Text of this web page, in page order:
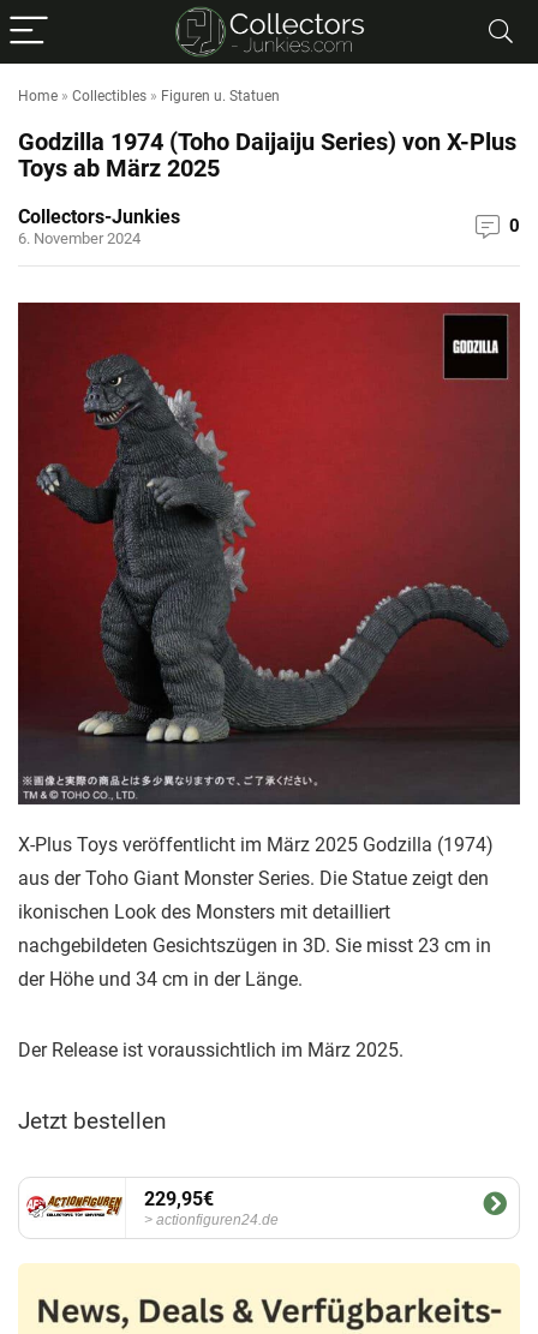
Home » Collectibles » Figuren u. Statuen
Godzilla 1974 (Toho Daijaiju Series) von X-Plus
Toys ab März 2025
Collectors-Junkies
6. November 2024
0
X-Plus Toys veröffentlicht im März 2025 Godzilla (1974)
aus der Toho Giant Monster Series. Die Statue zeigt den
ikonischen Look des Monsters mit detailliert
nachgebildeten Gesichtszügen in 3D. Sie misst 23 cm in
der Höhe und 34 cm in der Länge.
Der Release ist voraussichtlich im März 2025.
Jetzt bestellen
229,95€
actionfiguren24.de